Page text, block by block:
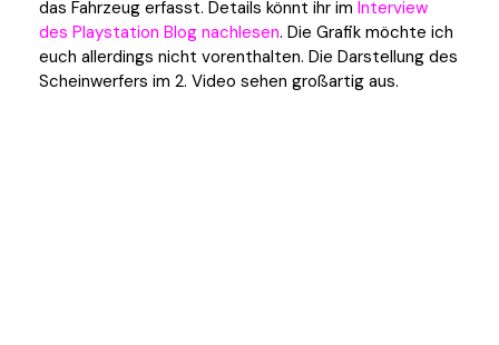
das Fahrzeug erfasst. Details könnt ihr im Interview
des Playstation Blog nachlesen. Die Grafik möchte ich
euch allerdings nicht vorenthalten. Die Darstellung des
Scheinwerfers im 2. Video sehen großartig aus.